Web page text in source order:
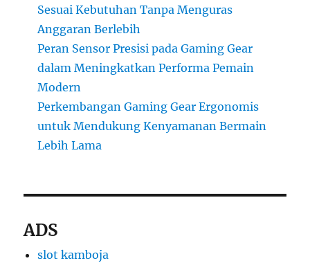
Sesuai Kebutuhan Tanpa Menguras
Anggaran Berlebih
Peran Sensor Presisi pada Gaming Gear
dalam Meningkatkan Performa Pemain
Modern
Perkembangan Gaming Gear Ergonomis
untuk Mendukung Kenyamanan Bermain
Lebih Lama
ADS
slot kamboja